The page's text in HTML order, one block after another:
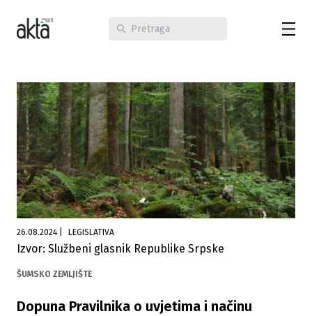
26.08.2024 LEGISLATIVA
Izvor: Službeni glasnik Republike Srpske
ŠUMSKO ZEMLJIŠTE
Dopuna Pravilnika o uvjetima i načinu